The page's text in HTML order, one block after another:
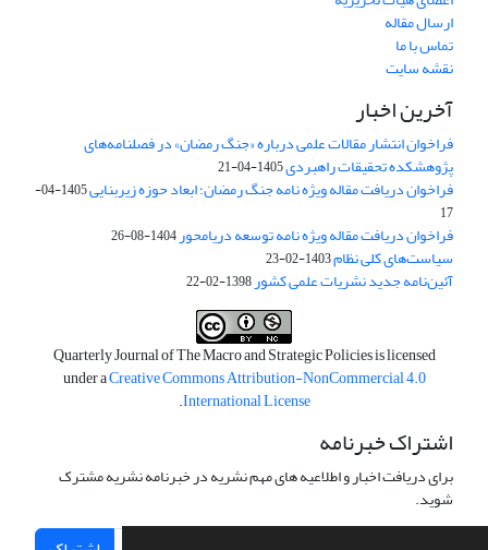
ارسال مقاله
تماس با ما
نقشه سایت
آخرین اخبار
فراخوان انتشار مقالات علمی درباره «جنگ رمضان» در فصلنامه‌های
پژوهشکده تحقیقات راهبردی1405-04-21
فراخوان دریافت مقاله ویژه نامه جنگ رمضان؛ ابعاد حوزه زیربنایی
1405-04-
17
فراخوان دریافت مقاله ویژه نامه توسعه دریامحور1404-08-26
سیاست‌های کلی نظام1403-02-23
آئین‌نامه جدید نشریات علمی کشور1398-02-22
Quarterly Journal of The Macro and Strategic Policies is licensed
under aCreative Commons Attribution-NonCommercial 4.0
International License
.
اشتراک خبرنامه
برای دریافت اخبار و اطلاعیه های مهم نشریه در خبرنامه نشریه مشترک
شوید.